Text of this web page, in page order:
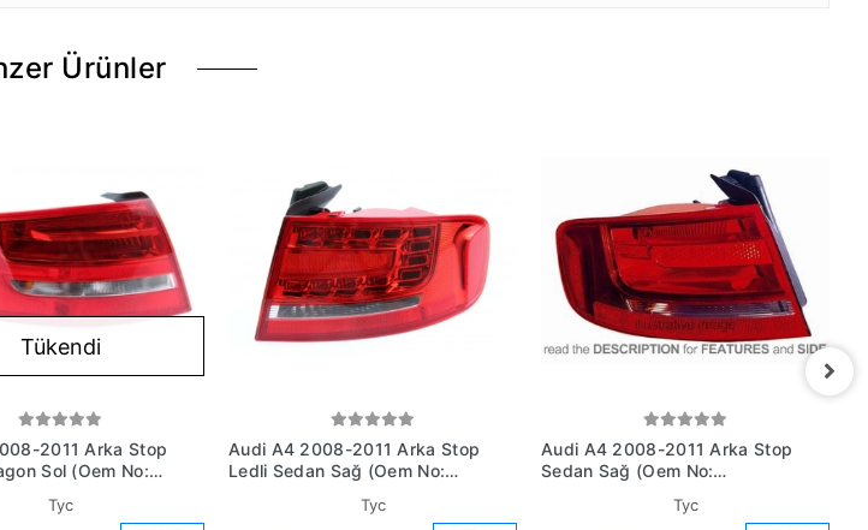
Ürünler
Tükendi
2011 Arka Stop
Sol (Oem No:
Tyc
Audi A4 2008-2011 Arka Stop
Ledli Sedan Sağ (Oem No:
Tyc
Audi A4 2008-2011 Arka Stop
Sedan Sağ (Oem No:
Tyc